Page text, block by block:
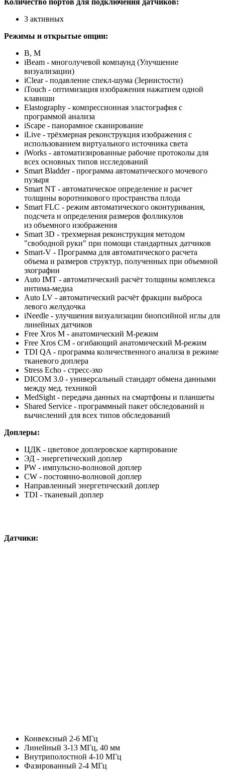
3 активных
Режимы и открытые опции:
В, М
iBeam - многолучевой компаунд (Улучшение
визуализации)
iClear - подавление спекл-шума (Зернистости)
iTouch - оптимизация изображения нажатием одной
клавиши
Elastography - компрессионная эластография с
программой анализа
iScape - панорамное сканирование
iLive - трёхмерная реконструкция изображения с
использованием виртуального источника света
iWorks - автоматизированные рабочие протоколы для
всех основных типов исследований
Smart Bladder - программа автоматического мочевого
пузыря
Smart NT - автоматическое определение и расчет
толщины воротникового пространства плода
Smart FLC - режим автоматического оконтуривания,
подсчета и определения размеров фолликулов
из объемного изображения
Smart 3D - трехмерная реконструкция методом
"свободной руки" при помощи стандартных датчиков
Smart-V - Программа для автоматического расчета
объема и размеров структур, полученных при объемной
эхографии
Auto IMT - автоматический расчёт толщины комплекса
интима-медиа
Auto LV - автоматический расчёт фракции выброса
левого желудочка
iNeedle - улучшения визуализации биопсийной иглы для
линейных датчиков
Free Xros M - анатомический М-режим
Free Xros CM - огибающий анатомический М-режим
TDI QA - программа количественного анализа в режиме
тканевого доплера
Stress Echo - стресс-эхо
DICOM 3.0 - универсальный стандарт обмена данными
между мед. техникой
MedSight - передача данных на смартфоны и планшеты
Shared Service - программный пакет обследований и
вычислений для всех типов обследований
Доплеры:
ЦДК - цветовое доплеровское картирование
ЭД - энергетический доплер
PW - импульсно-волновой доплер
CW - постоянно-волновой доплер
Направленный энергетический доплер
TDI - тканевый доплер
Датчики:
Конвексный 2-6 МГц
Линейный 3-13 МГц, 40 мм
Внутриполостной 4-10 МГц
Фазированный 2-4 МГц